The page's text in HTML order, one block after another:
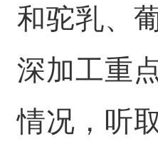
和驼乳、
深加工重
情况，听